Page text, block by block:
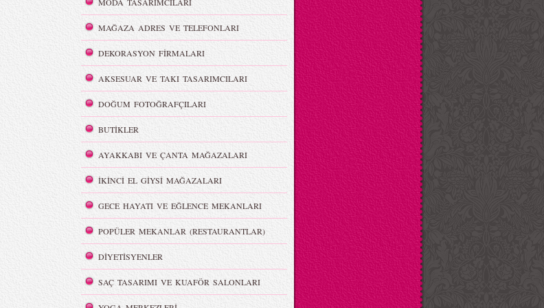
MAĞAZA ADRES VE TELEFONLARI
DEKORASYON FİRMALARI
AKSESUAR VE TAKI TASARIMCILARI
DOĞUM FOTOĞRAFÇILARI
BUTİKLER
AYAKKABI VE ÇANTA MAĞAZALARI
İKİNCİ EL GİYSİ MAĞAZALARI
GECE HAYATI VE EĞLENCE MEKANLARI
POPÜLER MEKANLAR (RESTAURANTLAR)
DİYETİSYENLER
SAÇ TASARIMI VE KUAFÖR SALONLARI